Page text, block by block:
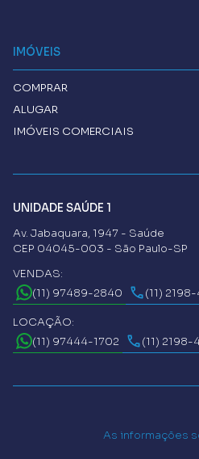
IMÓVEIS
COMPRAR
ALUGAR
IMÓVEIS COMERCIAIS
UNIDADE SAÚDE 1
Av. Jabaquara, 1947 - Saúde
CEP 04045-003 - São Paulo-SP
VENDAS:
(11) 97489-2840
(11)
LOCAÇÃO:
(11) 97444-1702
(11) 2198-
As informações